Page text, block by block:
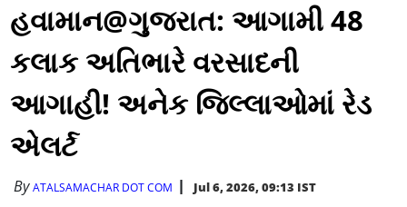
હવામાન@ગુજરાત: આગામી 48
કલાક અતિભારે વરસાદની
આગાહી! અનેક જિલ્લાઓમાં રેડ
એલર્ટ
ByATALSAMACHAR DOT COM Jul 6, 2026, 09:13 IST